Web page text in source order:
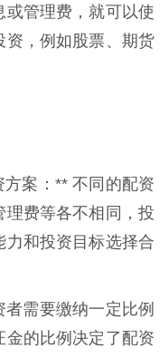
管理费，就可以使
资，例如股票、期货
案：** 不同的配资
费等各不相同，投
力和投资目标选择合
需要缴纳一定比例
金的比例决定了配资